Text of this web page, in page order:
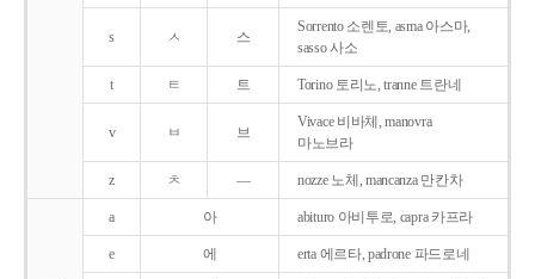
s ㅅ 스
Sorrento 소렌토, asma 아스마,
sasso 사소
t ㅌ 트 Torino 토리노, tranne 트란네
v ㅂ 브
Vivace 비바체, manovra
마노브라
z ㅊ ― nozze 노체, mancanza 만칸차
a 아 abituro 아비투로, capra 카프라
e 에 erta 에르타, padrone 파드로네